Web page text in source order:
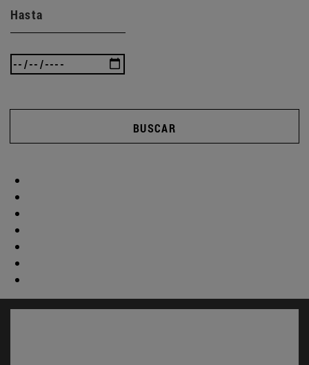
Hasta
BUSCAR